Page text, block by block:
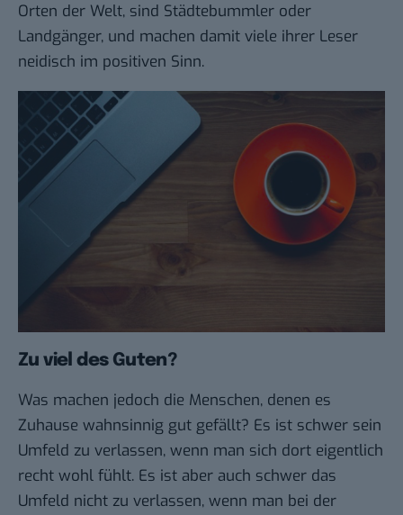
Orten der Welt, sind Städtebummler oder
Landgänger, und machen damit viele ihrer Leser
neidisch im positiven Sinn.
Zu viel des Guten?
Was machen jedoch die Menschen, denen es
Zuhause wahnsinnig gut gefällt? Es ist schwer sein
Umfeld zu verlassen, wenn man sich dort eigentlich
recht wohl fühlt. Es ist aber auch schwer das
Umfeld nicht zu verlassen, wenn man bei der